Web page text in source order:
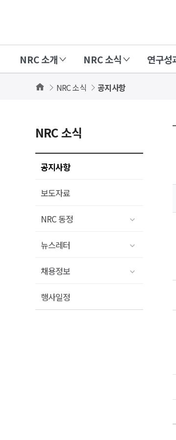
인
문
(NRC)
NRC 소개 NRC 소식 연구성
HomeNRC 소식 공지사항
NRC 소식
공지사항
보도자료
NRC 동정
뉴스레터
채용정보
행사일정